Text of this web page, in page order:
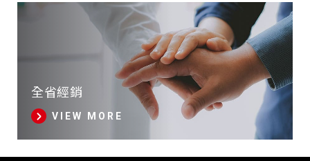
全省經銷
VIEW MORE